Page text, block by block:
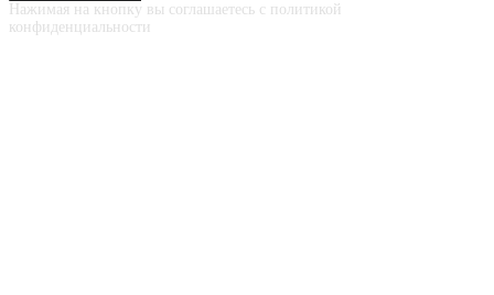
Нажимая на кнопку вы соглашаетесь с политикой
конфиденциальности